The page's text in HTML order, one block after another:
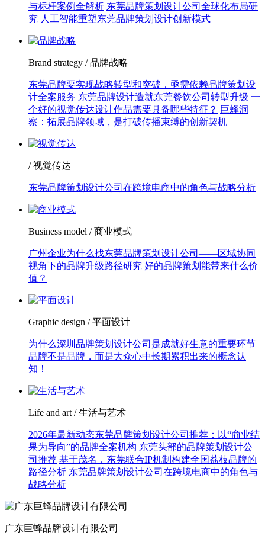
与标杆案例全解析 东莞品牌策划设计公司全球化布局研
究 人工智能重塑东莞品牌策划设计创新模式
Brand strategy / 品牌战略
东莞品牌要实现战略转型和突破，亟需依赖品牌策划设
计全案服务 东莞品牌设计造就东莞餐饮公司转型升级 一
个好的视觉传达设计作品需要具备哪些特征？ 巨蜂洞
察：拓展品牌领域，是打破传播束缚的创新契机
/ 视觉传达
东莞品牌策划设计公司在跨境电商中的角色与战略分析
Business model / 商业模式
广州企业为什么找东莞品牌策划设计公司——区域协同
视角下的品牌升级路径研究 好的品牌策划能带来什么价
值？
Graphic design / 平面设计
为什么深圳品牌策划设计公司是成就好生意的重要环节
品牌不是品牌，而是大众心中长期累积出来的概念认
知！
Life and art / 生活与艺术
2026年最新动态东莞品牌策划设计公司推荐：以“商业结
果为导向”的品牌全案机构 东莞头部的品牌策划设计公
司推荐 基于茂名，东莞联合IP机制构建全国荔枝品牌的
路径分析 东莞品牌策划设计公司在跨境电商中的角色与
战略分析
广东巨蜂品牌设计有限公司